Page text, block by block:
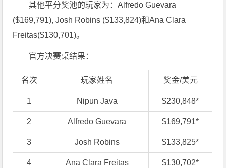
其他平分奖池的玩家为：Alfredo Guevara
($169,791), Josh Robins ($133,824)和Ana Clara
Freitas($130,701)。
官方决赛桌结果：
名次 玩家姓名 奖金/美元
1 Nipun Java $230,848*
2 Alfredo Guevara $169,791*
3 Josh Robins $133,825*
4 Ana Clara Freitas $130,702*